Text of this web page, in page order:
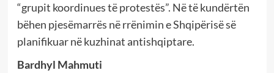
“grupit koordinues të protestës”. Në të kundërtën
bëhen pjesëmarrës në rrënimin e Shqipërisë së
planifikuar në kuzhinat antishqiptare.
Bardhyl Mahmuti